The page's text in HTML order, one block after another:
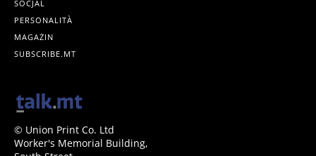
SOĊJAL
PERSONALITÀ
MAGAŻIN
SUBSCRIBE.MT
© Union Print Co. Ltd
Worker's Memorial Building,